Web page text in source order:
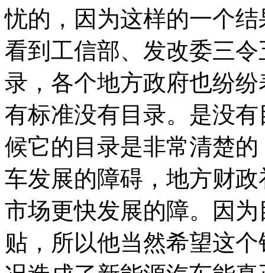
忧的，因为这样的一个
看到工信部、发改委三
录，各个地方政府也纷
有标准没有目录。是没
候它的目录是非常清楚
车发展的障碍，地方财
市场更快发展的障。因
贴，所以他当然希望这